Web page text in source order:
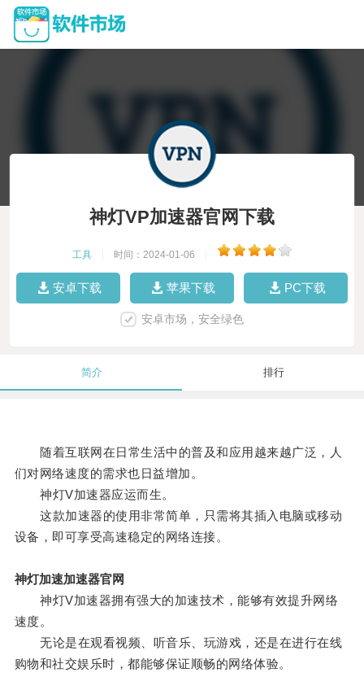
神灯VP加速器官网下载
工具 时间：2024-01-06
安卓下载 苹果下载 PC下载
安卓市场，安全绿色
简介 排行
随着互联网在日常生活中的普及和应用越来越广泛，人
们对网络速度的需求也日益增加。
神灯V加速器应运而生。
这款加速器的使用非常简单，只需将其插入电脑或移动
设备，即可享受高速稳定的网络连接。
神灯加速加速器官网
神灯V加速器拥有强大的加速技术，能够有效提升网络
速度。
无论是在观看视频、听音乐、玩游戏，还是在进行在线
购物和社交娱乐时，都能够保证顺畅的网络体验。